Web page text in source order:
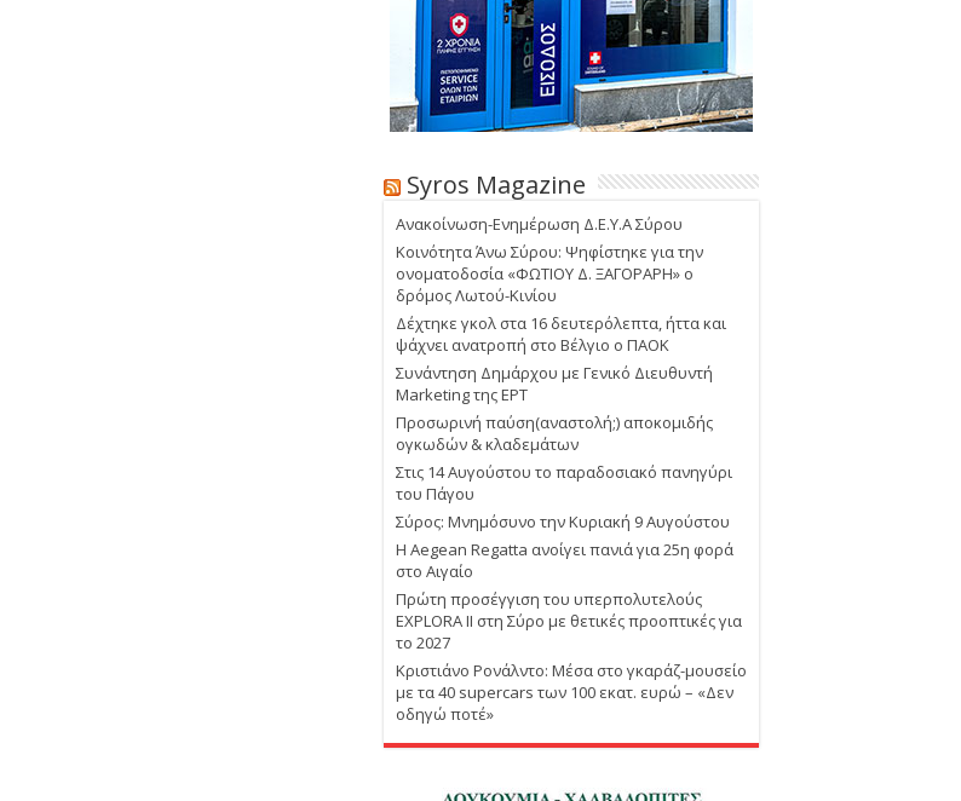
Syros Magazine
Ανακοίνωση-Ενημέρωση Δ.Ε.Υ.Α Σύρου
Κοινότητα Άνω Σύρου: Ψηφίστηκε για την
ονοματοδοσία «ΦΩΤΙΟΥ Δ. ΞΑΓΟΡΑΡΗ» ο
δρόμος Λωτού-Κινίου
Δέχτηκε γκολ στα 16 δευτερόλεπτα, ήττα και
ψάχνει ανατροπή στο Βέλγιο ο ΠΑΟΚ
Συνάντηση Δημάρχου με Γενικό Διευθυντή
Marketing της ΕΡΤ
Προσωρινή παύση(αναστολή;) αποκομιδής
ογκωδών & κλαδεμάτων
Στις 14 Αυγούστου το παραδοσιακό πανηγύρι
του Πάγου
Σύρος: Μνημόσυνο την Κυριακή 9 Αυγούστου
Η Aegean Regatta ανοίγει πανιά για 25η φορά
στο Αιγαίο
Πρώτη προσέγγιση του υπερπολυτελούς
EXPLORA II στη Σύρο με θετικές προοπτικές για
το 2027
Κριστιάνο Ρονάλντο: Μέσα στο γκαράζ-μουσείο
με τα 40 supercars των 100 εκατ. ευρώ – «Δεν
οδηγώ ποτέ»